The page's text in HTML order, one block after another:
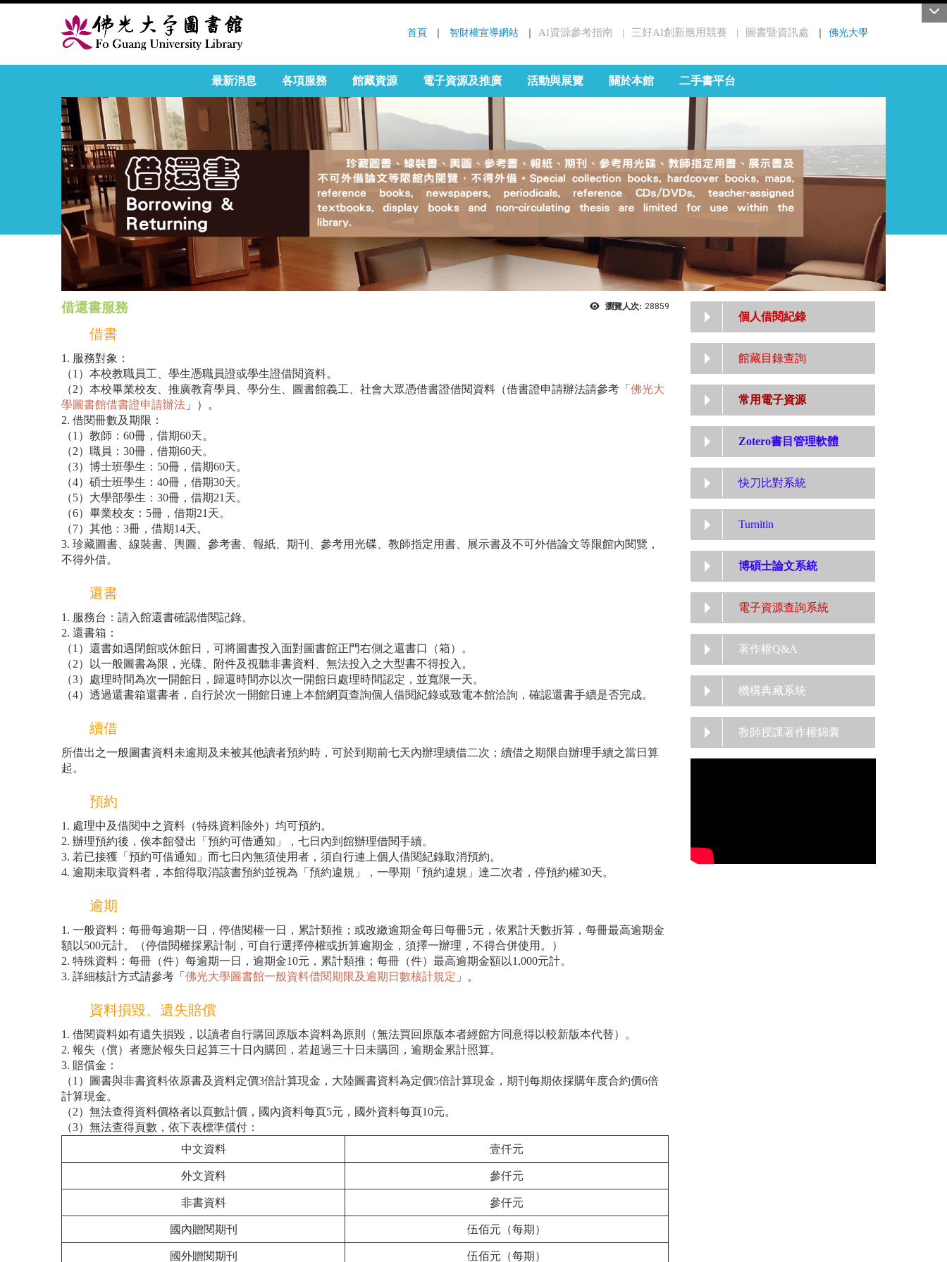
首頁 ｜ 智財權宣導網站 ｜ AI資源參考指南 三好AI創新應用競賽 圖書暨資訊處 ｜ 佛光大學
:::
最新消息 各項服務 館藏資源 電子資源及推廣 活動與展覽 關於本館 二手書平台
瀏覽人次: 28859
借還書服務
借書
1. 服務對象：
（1）本校教職員工、學生憑職員證或學生證借閱資料。
（2）本校畢業校友、推廣教育學員、學分生、圖書館義工、社會大眾憑借書證借閱資料（借書證申請辦法請參考「 佛光大
學圖書館借書證申請辦法 」）。
2. 借閱冊數及期限：
（1）教師：60冊，借期60天。
（2）職員：30冊，借期60天。
（3）博士班學生：50冊，借期60天。
（4）碩士班學生：40冊，借期30天。
（5）大學部學生：30冊，借期21天。
（6）畢業校友：5冊，借期21天。
（7）其他：3冊，借期14天。
3. 珍藏圖書、線裝書、輿圖、參考書、報紙、期刊、參考用光碟、教師指定用書、展示書及不可外借論文等限館內閱覽，
不得外借。
還書
1. 服務台：請入館還書確認借閱記錄。
2. 還書箱：
（1）還書如遇閉館或休館日，可將圖書投入面對圖書館正門右側之還書口（箱）。
（2）以一般圖書為限，光碟、附件及視聽非書資料、無法投入之大型書不得投入。
（3）處理時間為次一開館日，歸還時間亦以次一開館日處理時間認定，並寬限一天。
（4）透過還書箱還書者，自行於次一開館日連上本館網頁查詢個人借閱紀錄或致電本館洽詢，確認還書手續是否完成。
續借
所借出之一般圖書資料未逾期及未被其他讀者預約時，可於到期前七天內辦理續借二次；續借之期限自辦理手續之當日算
起。
預約
1. 處理中及借閱中之資料（特殊資料除外）均可預約。
2. 辦理預約後，俟本館發出「預約可借通知」，七日內到館辦理借閱手續。
3. 若已接獲「預約可借通知」而七日內無須使用者，須自行連上個人借閱紀錄取消預約。
4. 逾期未取資料者，本館得取消該書預約並視為「預約違規」，一學期「預約違規」達二次者，停預約權30天。
逾期
1. 一般資料：每冊每逾期一日，停借閱權一日，累計類推；或改繳逾期金每日每冊5元，依累計天數折算，每冊最高逾期金
額以500元計。（停借閱權採累計制，可自行選擇停權或折算逾期金，須擇一辦理，不得合併使用。）
2. 特殊資料：每冊（件）每逾期一日，逾期金10元，累計類推；每冊（件）最高逾期金額以1,000元計。
3. 詳細核計方式請參考「 佛光大學圖書館一般資料借閱期限及逾期日數核計規定 」。
資料損毀、遺失賠償
1. 借閱資料如有遺失損毀，以讀者自行購回原版本資料為原則（無法買回原版本者經館方同意得以較新版本代替）。
2. 報失（償）者應於報失日起算三十日內購回，若超過三十日未購回，逾期金累計照算。
3. 賠償金：
（1）圖書與非書資料依原書及資料定價3倍計算現金，大陸圖書資料為定價5倍計算現金，期刊每期依採購年度合約價6倍
計算現金。
（2）無法查得資料價格者以頁數計價，國內資料每頁5元，國外資料每頁10元。
（3）無法查得頁數，依下表標準償付：
中文資料
壹仟元
外文資料 參仟元
非書資料 參仟元
國內贈閱期刊 伍佰元（每期）
國外贈閱期刊 伍佰元（每期）
個人借閱紀錄
館藏目錄查詢
常用電子資源
Zotero書目管理軟體
快刀比對系統
Turnitin
博碩士論文系統
電子資源查詢系統
著作權Q&A
機構典藏系統
教師授課著作權錦囊